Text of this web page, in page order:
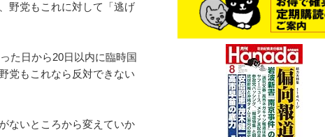
野党もこれに対して「逃げ
た日から20日以内に臨時国
党もこれなら反対できない
ないところから変えていか